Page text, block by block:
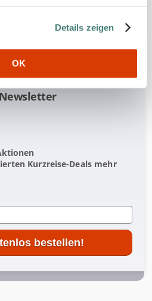
Details zeigen
OK
u
r
e
t
Kurzreise-Deals mehr
bestellen!